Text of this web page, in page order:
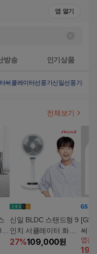
앱 열기
방송 인기상품
써쿨레이터선풍기 신일선풍기무소
전체보기
신일 BLDC 스탠드형 9
인치 서큘레이터 화이
트 SIF-DB650B
27%109,000원
[GS
써큘
크림
앱전
19